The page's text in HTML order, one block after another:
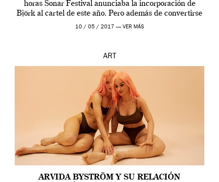
horas Sonar Festival anunciaba la incorporación de
Björk al cartel de este año. Pero además de convertirse
en una de las actuaciones más relevantes […]
10 / 05 / 2017 — VER MÁS
ART
ARVIDA BYSTRÖM Y SU RELACIÓN